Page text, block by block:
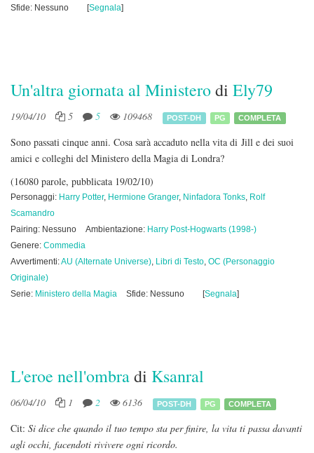
Sfide: Nessuno
[Segnala]
Un'altra giornata al Ministerodi Ely79
19/04/10 5 5 109468 POST-DH PG COMPLETA
Sono passati cinque anni. Cosa sarà accaduto nella vita di Jill e dei suoi
amici e colleghi del Ministero della Magia di Londra?
(16080 parole, pubblicata 19/02/10)
Personaggi: Harry Potter, Hermione Granger, Ninfadora Tonks, Rolf
Scamandro
Pairing: Nessuno
Ambientazione: Harry Post-Hogwarts (1998-)
Genere: Commedia
Avvertimenti:AU (Alternate Universe), Libri di Testo, OC (Personaggio
Originale)
Serie: Ministero della Magia Sfide: Nessuno [Segnala]
L'eroe nell'ombradi Ksanral
06/04/10 1 2 6136 POST-DH PG COMPLETA
Cit: Si dice che quando il tuo tempo sta per finire, la vita ti passa davanti
agli occhi, facendoti rivivere ogni ricordo.